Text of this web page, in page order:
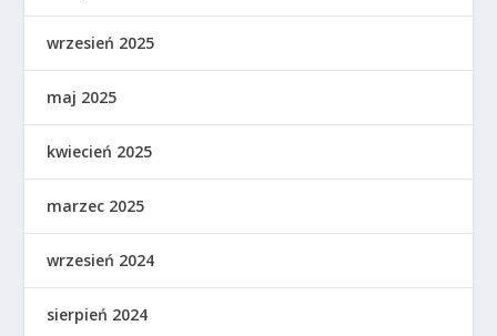
wrzesień 2025
maj 2025
kwiecień 2025
marzec 2025
wrzesień 2024
sierpień 2024